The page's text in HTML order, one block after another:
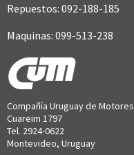
Repuestos: 092-188-185
Maquinas: 099-513-238
Compañía Uruguay de Motores
Cuareim 1797
Tel. 2924-0622
Montevideo, Uruguay